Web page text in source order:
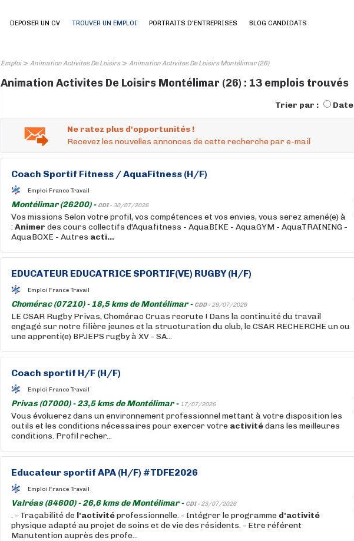
DEPOSER UN CV TROUVER UN EMPLOI PORTRAITS D'ENTREPRISES BLOG CANDIDATS
Emploi> Animation Activites De Loisirs> Animation Activites De Loisirs Montélimar (26)
Animation Activites De Loisirs Montélimar (26) : 13 emplois trouvés
Trier par : Date
Ne ratez plus d'opportunités !
Recevez les nouvelles annonces de cette recherche par e-mail
Coach Sportif Fitness / AquaFitness (H/F)
Emploi France Travail
Montélimar (26200) - CDI - 30/07/2026
Vos missions Selon votre profil, vos compétences et vos envies, vous serez amené(e) à
:Animer des cours collectifs d'Aquafitness - AquaBIKE - AquaGYM - AquaTRAINING -
AquaBOXE - Autres acti...
EDUCATEUR EDUCATRICE SPORTIF(VE) RUGBY (H/F)
Emploi France Travail
Chomérac (07210) - 18,5 kms de Montélimar - CDD - 29/07/2026
LE CSAR Rugby Privas, Chomérac Cruas recrute ! Dans la continuité du travail
engagé sur notre filière jeunes et la structuration du club, le CSAR RECHERCHE un ou
une apprenti(e) BPJEPS rugby à XV - SA...
Coach sportif H/F (H/F)
Emploi France Travail
Privas (07000) - 23,5 kms de Montélimar - 17/07/2026
Vous évoluerez dans un environnement professionnel mettant à votre disposition les
outils et les conditions nécessaires pour exercer votre activitédans les meilleures
conditions. Profil recher...
Educateur sportif APA (H/F) #TDFE2026
Emploi France Travail
Valréas (84600) - 26,6 kms de Montélimar - CDI - 23/07/2026
. - Traçabilité de l'activitéprofessionnelle. - Intégrer le programme d'activité
physique adapté au projet de soins et de vie des résidents. - Etre référent
Manutention auprès des profe...